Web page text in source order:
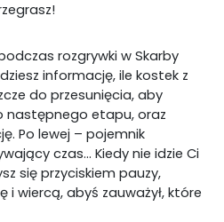
rozgrywki w Skarby
informację, ile kostek z
do przesunięcia, aby
następnego etapu, oraz
Po lewej – pojemnik
czas… Kiedy nie idzie Ci
się przyciskiem pauzy,
i wiercą, abyś zauważył, które